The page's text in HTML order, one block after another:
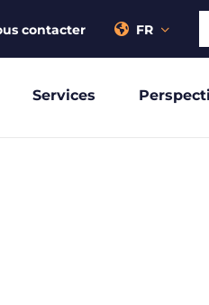
contacter FR
Services